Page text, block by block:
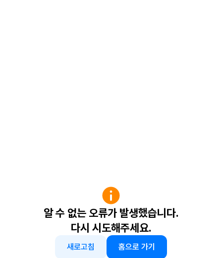
알 수 없는 오류가 발생했습니다.
다시 시도해주세요.
새로고침 홈으로 가기